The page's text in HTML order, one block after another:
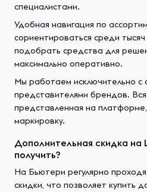
специалистами.
Удобная навигация по
сориентироваться среди
подобрать средства для
максимально оперативно.
Мы работаем исключительно с
представителями брендов.
представленная на
маркировку.
Дополнительная скидка на
получить?
На Бьютери регулярно
скидки, что позволяет купить